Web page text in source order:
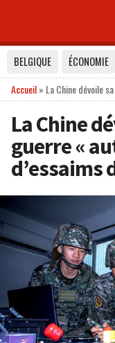
BELGIQUE ÉCONOMIE
Accueil» La Chine dévoile
La Chine
guerre «
d’essaims